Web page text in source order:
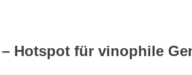
Hotspot für vinophile